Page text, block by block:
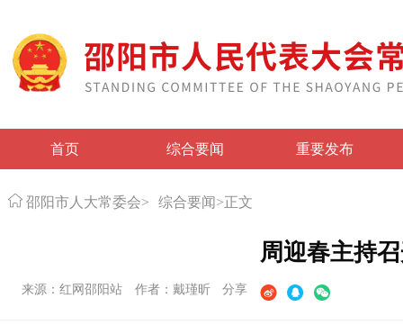
首页 综合要闻 重要发布
邵阳市人大常委会> 综合要闻 >正文
周迎春主持
来源：红网邵阳站 作者：戴瑾昕 分享